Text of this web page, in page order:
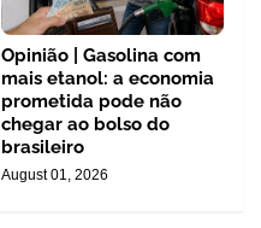
Opinião | Gasolina com
mais etanol: a economia
prometida pode não
chegar ao bolso do
brasileiro
August 01, 2026